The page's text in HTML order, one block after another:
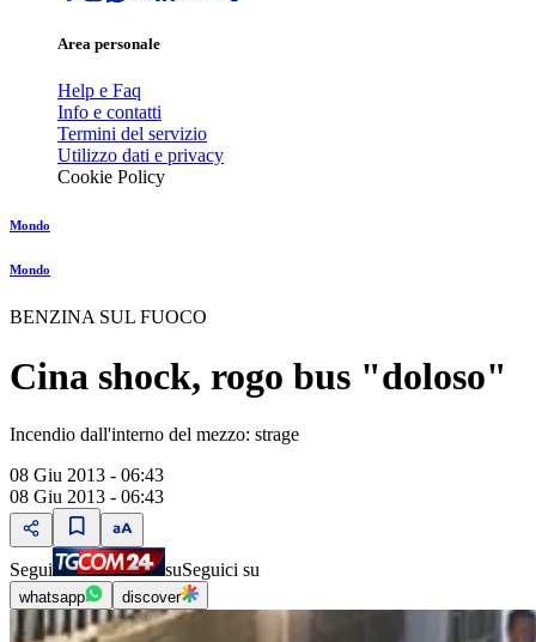
Area personale
Help e Faq
Info e contatti
Termini del servizio
Utilizzo dati e privacy
Cookie Policy
Mondo
Mondo
BENZINA SUL FUOCO
Cina shock, rogo bus "doloso"
Incendio dall'interno del mezzo: strage
08 Giu 2013 - 06:43
08 Giu 2013 - 06:43
Segui suSeguici su
whatsapp discover